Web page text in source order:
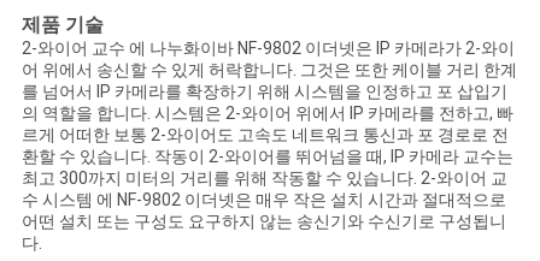
인
용
문
을
요
제품 기술
2-와이어 교수 에 나누화이바NF-9802 이더넷은 IP 카메라가 2-와이
어 위에서 송신할 수 있게 허락합니다. 그것은 또한 케이블 거리 한계
를 넘어서 IP 카메라를 확장하기 위해 시스템을 인정하고 포 삽입기
의 역할을 합니다. 시스템은 2-와이어 위에서 IP 카메라를 전하고, 빠
르게 어떠한 보통 2-와이어도 고속도 네트워크 통신과 포 경로로 전
환할 수 있습니다. 작동이 2-와이어를 뛰어넘을 때, IP 카메라 교수는
최고 300까지 미터의 거리를 위해 작동할 수 있습니다. 2-와이어 교
수 시스템 에 NF-9802 이더넷은 매우 작은 설치 시간과 절대적으로
어떤 설치 또는 구성도 요구하지 않는 송신기와 수신기로 구성됩니
다.